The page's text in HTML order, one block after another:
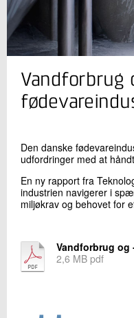
Jeg er din
Lotte Bjerrum Friis-
Centerchef, ph.d.
Vandteknologi
Skriv til mig
Vandforbrug
Den danske
udfordringer med at
En ny rapport fra
industrien navigerer i
miljøkrav og behovet for
Vandforbrug
2,6 MB pdf